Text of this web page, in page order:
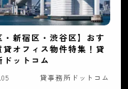
・新宿区・渋谷区】おす
貸オフィス物件特集！貸
ドットコム
貸事務所ドットコム